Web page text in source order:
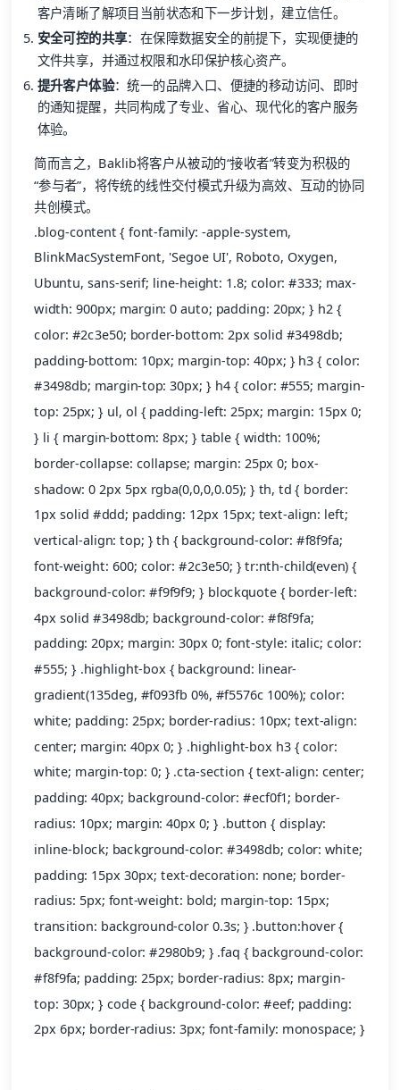
客户清晰了解项目当前状态和下一步计划，建立信任。
安全可控的共享：在保障数据安全的前提下，实现便捷的
文件共享，并通过权限和水印保护核心资产。
提升客户体验：统一的品牌入口、便捷的移动访问、即时
的通知提醒，共同构成了专业、省心、现代化的客户服务
体验。
简而言之，Baklib将客户从被动的“接收者”转变为积极的
“参与者”，将传统的线性交付模式升级为高效、互动的协同
共创模式。
.blog-content { font-family: -apple-system,
BlinkMacSystemFont, 'Segoe UI', Roboto, Oxygen,
Ubuntu, sans-serif; line-height: 1.8; color: #333; max-
width: 900px; margin: 0 auto; padding: 20px; } h2 {
color: #2c3e50; border-bottom: 2px solid #3498db;
padding-bottom: 10px; margin-top: 40px; } h3 { color:
#3498db; margin-top: 30px; } h4 { color: #555; margin-
top: 25px; } ul, ol { padding-left: 25px; margin: 15px 0;
} li { margin-bottom: 8px; } table { width: 100%;
border-collapse: collapse; margin: 25px 0; box-
shadow: 0 2px 5px rgba(0,0,0,0.05); } th, td { border:
1px solid #ddd; padding: 12px 15px; text-align: left;
vertical-align: top; } th { background-color: #f8f9fa;
font-weight: 600; color: #2c3e50; } tr:nth-child(even) {
background-color: #f9f9f9; } blockquote { border-left:
4px solid #3498db; background-color: #f8f9fa;
padding: 20px; margin: 30px 0; font-style: italic; color:
#555; } .highlight-box { background: linear-
gradient(135deg, #f093fb 0%, #f5576c 100%); color:
white; padding: 25px; border-radius: 10px; text-align:
center; margin: 40px 0; } .highlight-box h3 { color:
white; margin-top: 0; } .cta-section { text-align: center;
padding: 40px; background-color: #ecf0f1; border-
radius: 10px; margin: 40px 0; } .button { display:
inline-block; background-color: #3498db; color: white;
padding: 15px 30px; text-decoration: none; border-
radius: 5px; font-weight: bold; margin-top: 15px;
transition: background-color 0.3s; } .button:hover {
background-color: #2980b9; } .faq { background-color:
#f8f9fa; padding: 25px; border-radius: 8px; margin-
top: 30px; } code { background-color: #eef; padding:
2px 6px; border-radius: 3px; font-family: monospace; }